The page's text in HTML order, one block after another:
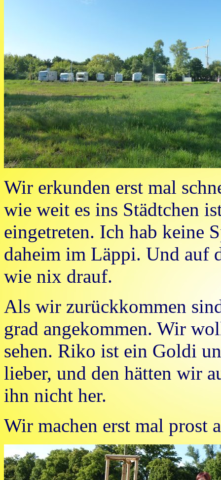
Wir erkunden erst mal
wie weit es ins Städtchen
eingetreten. Ich hab keine
daheim im Läppi. Und auf
wie nix drauf.
Als wir zurückkommen
grad angekommen. Wir
sehen. Riko ist ein Goldi
lieber, und den hätten wir
ihn nicht her.
Wir machen erst mal prost